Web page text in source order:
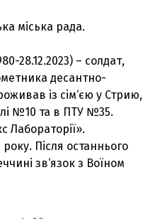
міська рада.
28.12.2023) – солдат,
десантно-
із сім‘єю у Стрию,
№10 та в ПТУ №35.
Лабораторії».
року. Після останнього
зв‘язок з Воїном